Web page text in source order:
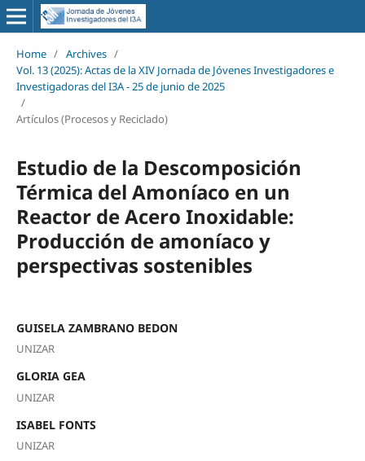
Home / Archives /
Vol. 13 (2025): Actas de la XIV Jornada de Jóvenes Investigadores e
Investigadoras del I3A - 25 de junio de 2025
/
Artículos (Procesos y Reciclado)
Estudio de la Descomposición
Térmica del Amoníaco en un
Reactor de Acero Inoxidable:
Producción de amoníaco y
perspectivas sostenibles
GUISELA ZAMBRANO BEDON
UNIZAR
GLORIA GEA
UNIZAR
ISABEL FONTS
UNIZAR